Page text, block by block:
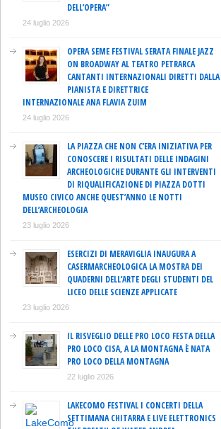
DELL’OPERA”
24 luglio 2026
OPERA SEME FESTIVAL SERATA FINALE JAZZ
ON BROADWAY AL TEATRO PETRARCA
CANTANTI INTERNAZIONALI DIRETTI DALLA
PIANISTA E DIRETTRICE
INTERNAZIONALE ANA FLAVIA ZUIM
24 luglio 2026
LA PIAZZA CHE NON C’ERA INIZIATIVA PER
CONOSCERE I RISULTATI DELLE INDAGINI
ARCHEOLOGICHE DURANTE GLI INTERVENTI
DI RIQUALIFICAZIONE DI PIAZZA DOTTI
MUSEO CIVICO ANCHE QUEST’ANNO LE NOTTI
DELL’ARCHEOLOGIA
23 luglio 2026
ESERCIZI DI MERAVIGLIA INAUGURA A
CASERMARCHEOLOGICA LA MOSTRA DEI
QUADERNI DELL’ARTE DEGLI STUDENTI DEL
LICEO DELLE SCIENZE APPLICATE
23 luglio 2026
IL RISVEGLIO DELLE PRO LOCO FESTA DELLA
PRO LOCO CISA, A LA MONTAGNA È NATA
PRO LOCO DELLA MONTAGNA
22 luglio 2026
LAKECOMO FESTIVAL I CONCERTI DELLA
SETTIMANA CHITARRA E LIVE ELETTRONICS